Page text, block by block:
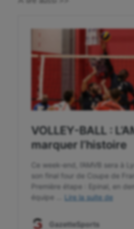
Football américain
Gymnastique
Gymnastique rythmique
Haltérophilie
Handisport
Hippisme
Kayak-polo